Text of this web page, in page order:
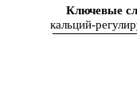
Ключевые
кальций-